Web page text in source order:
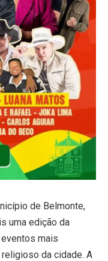
de Belmonte,
uma edição da
mais
da cidade. A